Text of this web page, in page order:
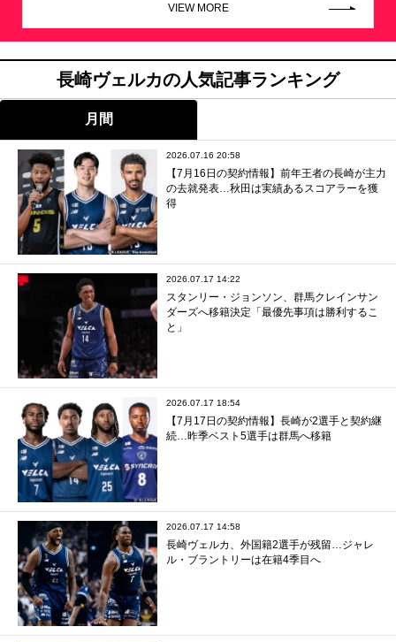
VIEW MORE
長崎ヴェルカの人気記事ランキング
月間
2026.07.16 20:58
【7月16日の契約情報】前年王者の長崎が主力
の去就発表…秋田は実績あるスコアラーを獲
得
2026.07.17 14:22
スタンリー・ジョンソン、群馬クレインサン
ダーズへ移籍決定「最優先事項は勝利するこ
と」
2026.07.17 18:54
【7月17日の契約情報】長崎が2選手と契約継
続…昨季ベスト5選手は群馬へ移籍
2026.07.17 14:58
長崎ヴェルカ、外国籍2選手が残留…ジャレ
ル・ブラントリーは在籍4季目へ